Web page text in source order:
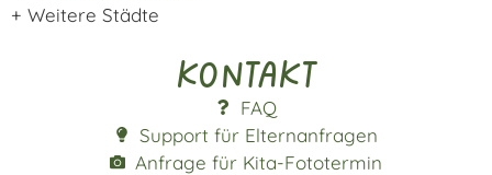
+ Weitere Städte
Kontakt
FAQ
Support für Elternanfragen
Anfrage für Kita-Fototermin